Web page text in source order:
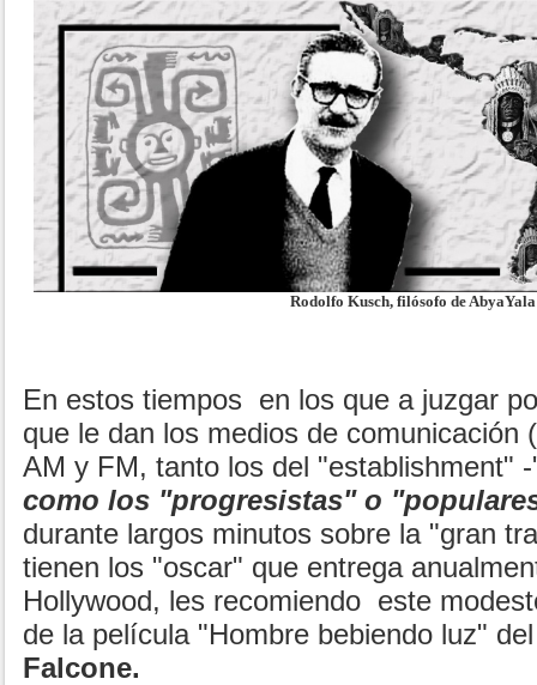
Rodolfo Kusch, filósofo de AbyaYala
En estos tiempos en los que a juzgar
que le dan los medios de comunicación
AM y FM, tanto los del "establishment"
como los "progresistas" o
durante largos minutos sobre la "gran
tienen los "oscar" que entrega
Hollywood, les recomiendo este
de la película "Hombre bebiendo luz"
Falcone.